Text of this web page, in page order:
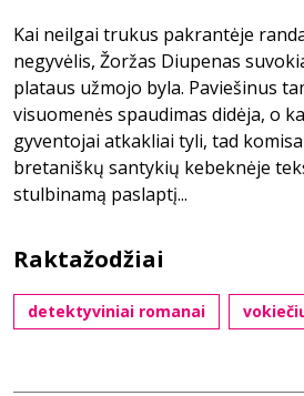
Kai neilgai trukus pakrantėje
negyvėlis, Žoržas Diupenas
plataus užmojo byla. Paviešinus
visuomenės spaudimas didėja, o
gyventojai atkakliai tyli, tad
bretaniškų santykių kebeknėje
stulbinamą paslaptį...
Raktažodžiai
detektyviniai romanai